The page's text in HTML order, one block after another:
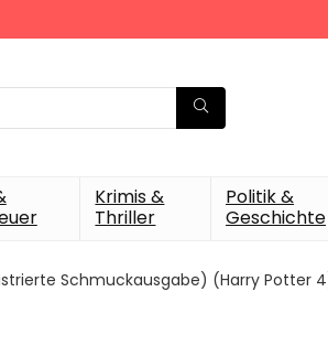
Krimis &
Thriller
Politik &
Geschichte
Schmuckausgabe) (Harry Potter